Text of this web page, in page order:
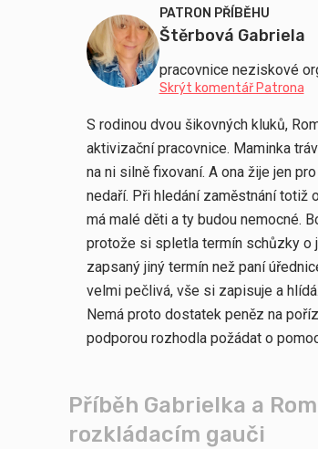
PATRON PŘÍBĚHU
Štěrbová Gabriela
pracovnice neziskové
Skrýt komentář Patrona
S rodinou dvou šikovných kluků,
aktivizační pracovnice. Maminka
na ni silně fixovaní. A ona žije jen
nedaří. Při hledání zaměstnání totiž
má malé děti a ty budou nemocné.
protože si spletla termín schůzky o
zapsaný jiný termín než paní
velmi pečlivá, vše si zapisuje a
Nemá proto dostatek peněz na
podporou rozhodla požádat o
Příběh Gabrielka a
rozkládacím gauči